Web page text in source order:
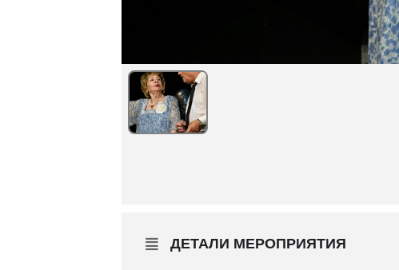
ДЕТАЛИ МЕРОПРИЯТИЯ